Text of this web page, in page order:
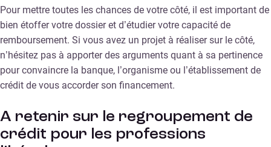
Pour mettre toutes les chances de votre côté, il est important de
bien étoffer votre dossier et d’étudier votre capacité de
remboursement. Si vous avez un projet à réaliser sur le côté,
n’hésitez pas à apporter des arguments quant à sa pertinence
pour convaincre la banque, l’organisme ou l’établissement de
crédit de vous accorder son financement.
A retenir sur le regroupement de
crédit pour les professions